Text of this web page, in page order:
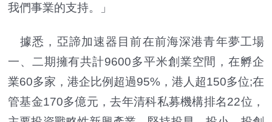
我們事業的支持。」
據悉，亞諦加速器目前在前海深港青年夢工場
一、二期擁有共計9600多平米創業空間，在孵企
業60多家，港企比例超過95%，港人超150多位;在
管基金170多億元，去年清科私募機構排名22位，